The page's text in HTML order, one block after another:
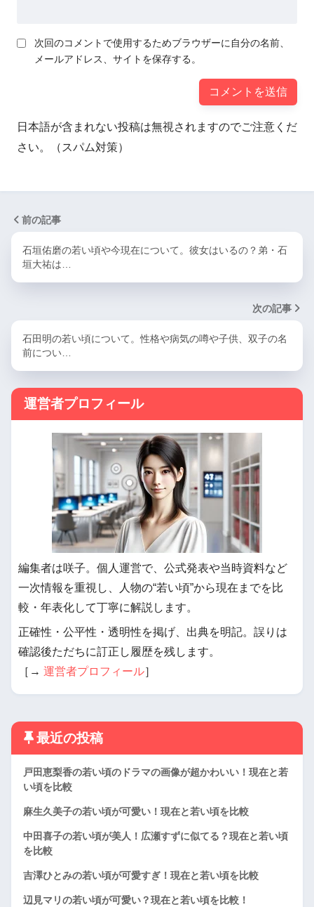
次回のコメントで使用するためブラウザーに自分の名前、
メールアドレス、サイトを保存する。
日本語が含まれない投稿は無視されますのでご注意くだ
さい。（スパム対策）
前の記事
石垣佑磨の若い頃や今現在について。彼女はいるの？弟・石
垣大祐は…
次の記事
石田明の若い頃について。性格や病気の噂や子供、双子の名
前につい…
運営者プロフィール
編集者は咲子。個人運営で、公式発表や当時資料など
一次情報を重視し、人物の“若い頃”から現在までを比
較・年表化して丁寧に解説します。
正確性・公平性・透明性を掲げ、出典を明記。誤りは
確認後ただちに訂正し履歴を残します。
［→ 運営者プロフィール］
最近の投稿
戸田恵梨香の若い頃のドラマの画像が超かわいい！現在と若
い頃を比較
麻生久美子の若い頃が可愛い！現在と若い頃を比較
中田喜子の若い頃が美人！広瀬すずに似てる？現在と若い頃
を比較
吉澤ひとみの若い頃が可愛すぎ！現在と若い頃を比較
辺見マリの若い頃が可愛い？現在と若い頃を比較！